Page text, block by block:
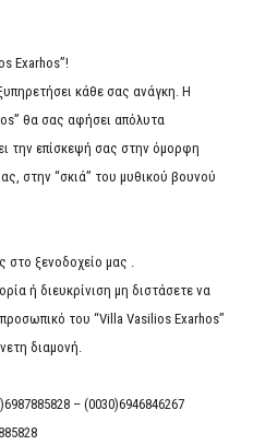
Exarhos”!
κάθε σας ανάγκη. Η
θα σας αφήσει απόλυτα
την επίσκεψή σας στην όμορφη
στην “σκιά” του μυθικού βουνού
στο ξενοδοχείο μας .
ή διευκρίνιση μη διστάσετε να
του “Villa Vasilios Exarhos”
διαμονή.
– (0030)6946846267